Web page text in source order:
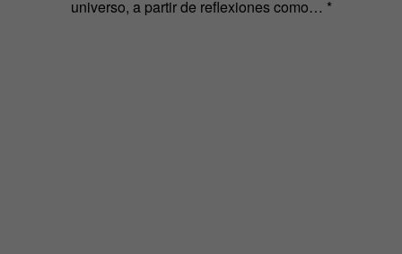
universo, a partir de reflexiones como… *